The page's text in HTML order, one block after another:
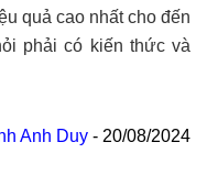
quả cao nhất cho đến
phải có kiến thức và
Anh Duy - 20/08/2024